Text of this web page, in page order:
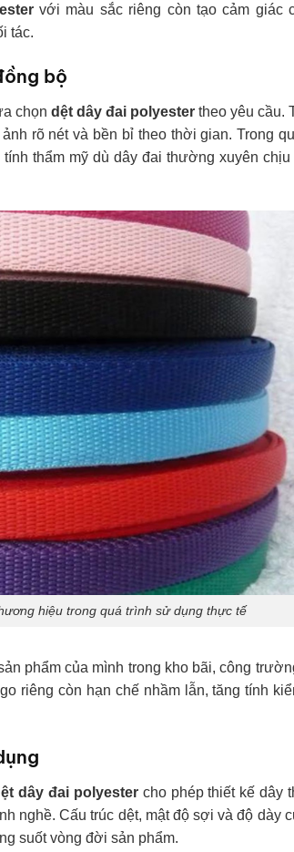
với màu sắc riêng còn tạo cảm giác
tác.
bộ
chọn dệt dây đai polyester theo yêu cầu.
rõ nét và bền bỉ theo thời gian. Trong
thẩm mỹ dù dây đai thường xuyên
hiệu trong quá trình sử dụng thực tế
phẩm của mình trong kho bãi, công
riêng còn hạn chế nhầm lẫn, tăng tính
dây đai polyestercho phép thiết kế dây
nghề. Cấu trúc dệt, mật độ sợi và độ dày
suốt vòng đời sản phẩm.